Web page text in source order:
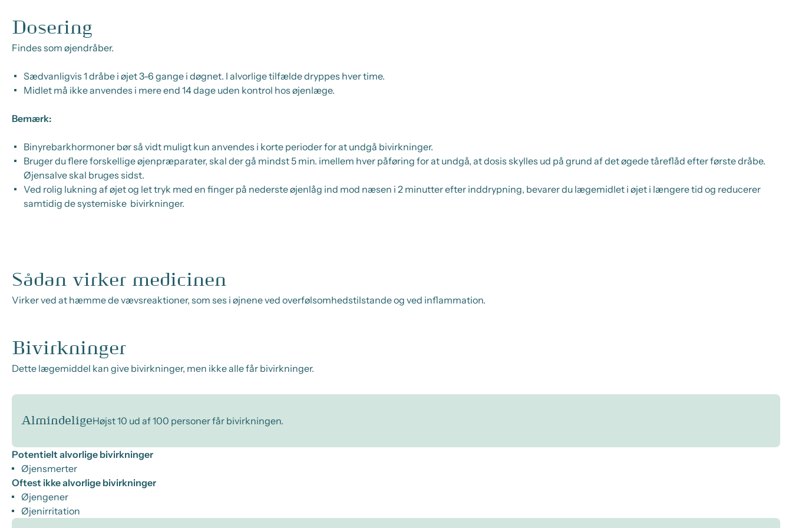
Dosering
Findes som øjendråber.
Sædvanligvis 1 dråbe i øjet 3-6 gange i døgnet. I alvorlige tilfælde dryppes hver time.
Midlet må ikke anvendes i mere end 14 dage uden kontrol hos øjenlæge.
Bemærk:
Binyrebarkhormoner bør så vidt muligt kun anvendes i korte perioder for at undgå bivirkninger.
Bruger du flere forskellige øjenpræparater, skal der gå mindst 5 min. imellem hver påføring for at undgå, at dosis skylles ud på grund af det øgede tåreflåd efter første dråbe.
Øjensalve skal bruges sidst.
Ved rolig lukning af øjet og let tryk med en finger på nederste øjenlåg ind mod næsen i 2 minutter efter inddrypning, bevarer du lægemidlet i øjet i længere tid og reducerer
samtidig de systemiske bivirkninger.
Sådan virker medicinen
Virker ved at hæmme de vævsreaktioner, som ses i øjnene ved overfølsomhedstilstande og ved inflammation.
Bivirkninger
Dette lægemiddel kan give bivirkninger, men ikke alle får bivirkninger.
AlmindeligeHøjst 10 ud af 100 personer får bivirkningen.
Potentielt alvorlige bivirkninger
Øjensmerter
Oftest ikke alvorlige bivirkninger
Øjengener
Øjenirritation